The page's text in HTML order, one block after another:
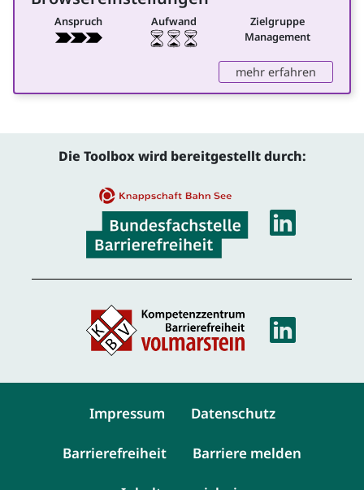
Anspruch Aufwand
Zielgruppe
Management
mehr erfahren
Die Toolbox wird bereitgestellt durch:
Service-Navigation
Impressum Datenschutz
Barrierefreiheit Barriere melden